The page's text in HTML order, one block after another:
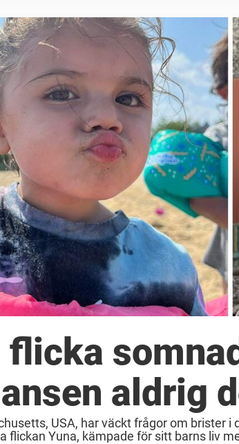
aldrig
USA, har väckt frågor om brister
flickan Yuna, kämpade för sitt barns liv